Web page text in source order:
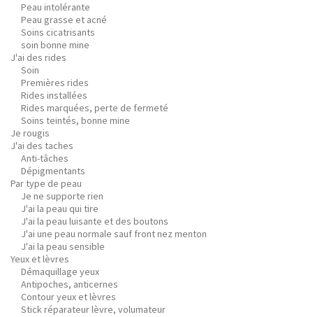
Peau intolérante
Peau grasse et acné
Soins cicatrisants
soin bonne mine
J'ai des rides
Soin
Premières rides
Rides installées
Rides marquées, perte de fermeté
Soins teintés, bonne mine
Je rougis
J'ai des taches
Anti-tâches
Dépigmentants
Par type de peau
Je ne supporte rien
J'ai la peau qui tire
J'ai la peau luisante et des boutons
J'ai une peau normale sauf front nez menton
J'ai la peau sensible
Yeux et lèvres
Démaquillage yeux
Antipoches, anticernes
Contour yeux et lèvres
Stick réparateur lèvre, volumateur